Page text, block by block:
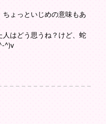
ちょっといじめの意味もあ
人はどう思うね？けど、蛇
^)v